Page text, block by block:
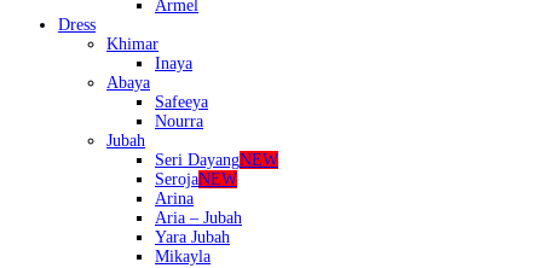
Armel
Dress
Khimar
Inaya
Abaya
Safeeya
Nourra
Jubah
Seri DayangNEW
SerojaNEW
Arina
Aria – Jubah
Yara Jubah
Mikayla